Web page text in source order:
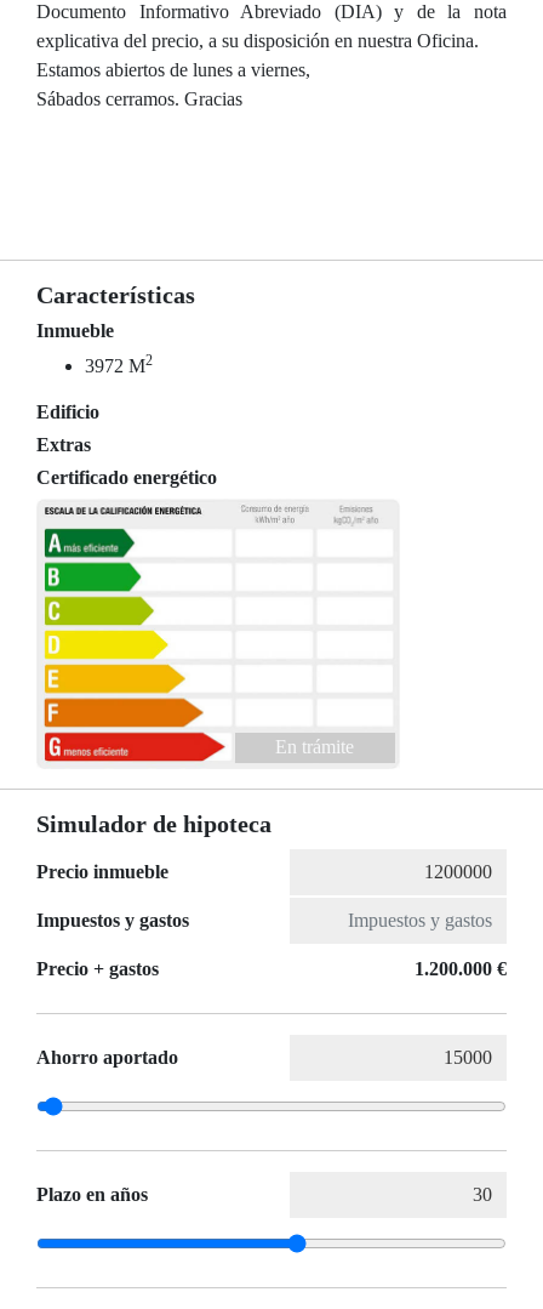
Documento Informativo Abreviado (DIA) y de la nota
explicativa del precio, a su disposición en nuestra Oficina.
Estamos abiertos de lunes a viernes,
Sábados cerramos. Gracias
Características
Inmueble
3972 M2
Edificio
Extras
Certificado energético
En trámite
Simulador de hipoteca
Precio inmueble
Impuestos y gastos
Precio + gastos 1.200.000 €
Ahorro aportado
Plazo en años